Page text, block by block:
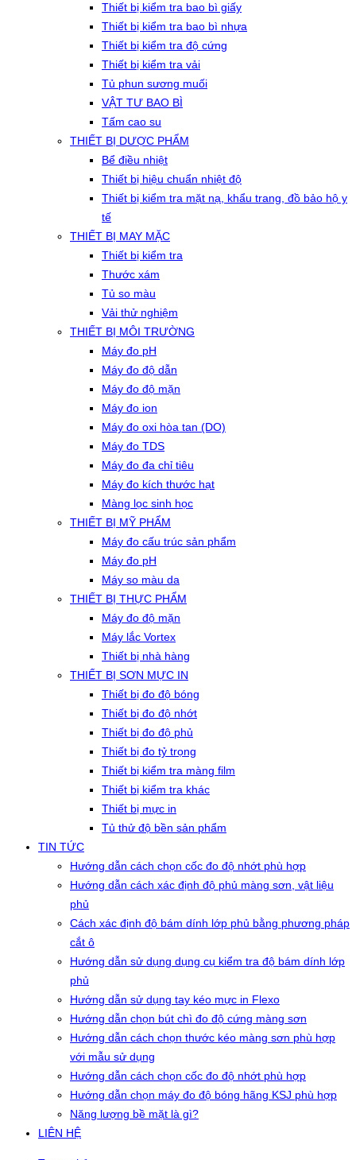
Thiết bị kiểm tra bao bì giấy
Thiết bị kiểm tra bao bì nhựa
Thiết bị kiểm tra độ cứng
Thiết bị kiểm tra vải
Tủ phun sương muối
VẬT TƯ BAO BÌ
Tấm cao su
THIẾT BỊ DƯỢC PHẨM
Bể điều nhiệt
Thiết bị hiệu chuẩn nhiệt độ
Thiết bị kiểm tra mặt nạ, khẩu trang, đồ bảo hộ y
tế
THIẾT BỊ MAY MẶC
Thiết bị kiểm tra
Thước xám
Tủ so màu
Vải thử nghiệm
THIẾT BỊ MÔI TRƯỜNG
Máy đo pH
Máy đo độ dẫn
Máy đo độ mặn
Máy đo ion
Máy đo oxi hòa tan (DO)
Máy đo TDS
Máy đo đa chỉ tiêu
Máy đo kích thước hạt
Màng lọc sinh học
THIẾT BỊ MỸ PHẨM
Máy đo cấu trúc sản phẩm
Máy đo pH
Máy so màu da
THIẾT BỊ THỰC PHẨM
Máy đo độ mặn
Máy lắc Vortex
Thiết bị nhà hàng
THIẾT BỊ SƠN MỰC IN
Thiết bị đo độ bóng
Thiết bị đo độ nhớt
Thiết bị đo độ phủ
Thiết bị đo tỷ trọng
Thiết bị kiểm tra màng film
Thiết bị kiểm tra khác
Thiết bị mực in
Tủ thử độ bền sản phẩm
TIN TỨC
Hướng dẫn cách chọn cốc đo độ nhớt phù hợp
Hướng dẫn cách xác định độ phủ màng sơn, vật liệu
phủ
Cách xác định độ bám dính lớp phủ bằng phương pháp
cắt ô
Hướng dẫn sử dụng dụng cụ kiểm tra độ bám dính lớp
phủ
Hướng dẫn sử dụng tay kéo mực in Flexo
Hướng dẫn chọn bút chì đo độ cứng màng sơn
Hướng dẫn cách chọn thước kéo màng sơn phù hợp
với mẫu sử dụng
Hướng dẫn cách chọn cốc đo độ nhớt phù hợp
Hướng dẫn chọn máy đo độ bóng hãng KSJ phù hợp
Năng lượng bề mặt là gì?
LIÊN HỆ